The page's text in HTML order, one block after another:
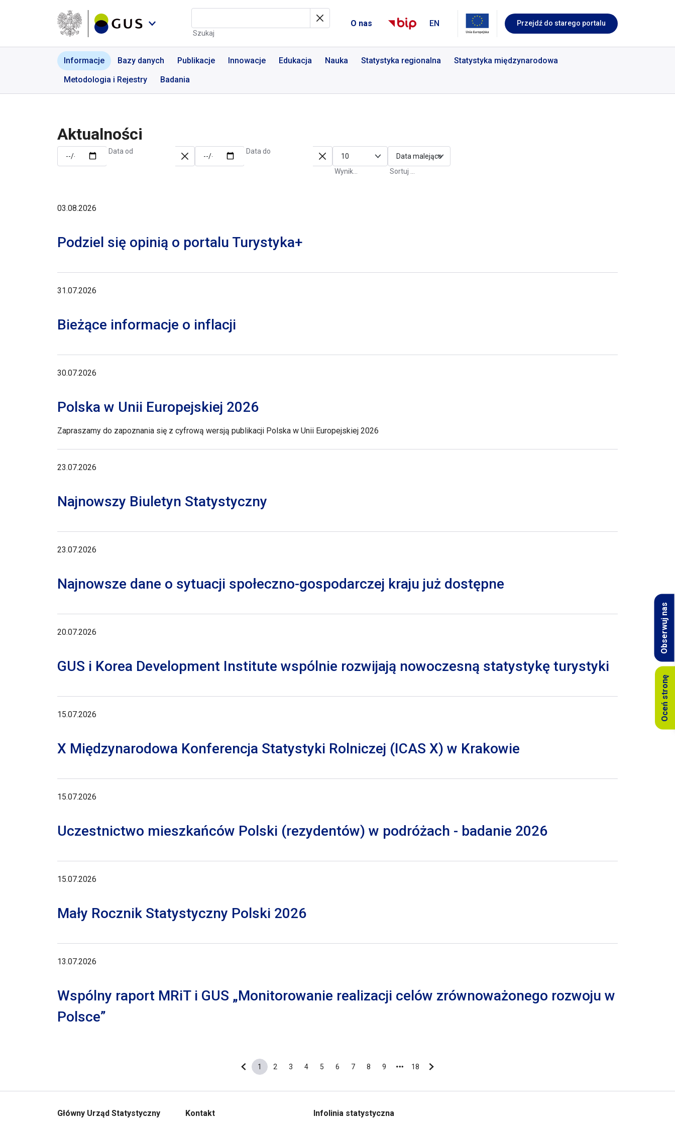
Aktualności | GUS - Portal Informacyjny
Oceń stronę
Obserwuj nas
Szukaj
O nas EN Przejdź do starego portalu
Informacje Bazy danych Publikacje Innowacje Edukacja Nauka Statystyka regionalna
Statystyka międzynarodowa
Metodologia i Rejestry
Badania
Aktualności
Data od Data do
Wyniki na stronę
03.08.2026
Podziel się opinią o portalu Turystyka+
31.07.2026
Bieżące informacje o inflacji
30.07.2026
Polska w Unii Europejskiej 2026
Zapraszamy do zapoznania się z cyfrową wersją publikacji Polska w Unii Europejskiej 2026
23.07.2026
Najnowszy Biuletyn Statystyczny
23.07.2026
Najnowsze dane o sytuacji społeczno-gospodarczej kraju już dostępne
20.07.2026
GUS i Korea Development Institute wspólnie rozwijają nowoczesną statystykę turystyki
15.07.2026
X Międzynarodowa Konferencja Statystyki Rolniczej (ICAS X) w Krakowie
15.07.2026
Uczestnictwo mieszkańców Polski (rezydentów) w podróżach - badanie 2026
15.07.2026
Mały Rocznik Statystyczny Polski 2026
13.07.2026
Wspólny raport MRiT i GUS „Monitorowanie realizacji celów zrównoważonego rozwoju w
Polsce”
Poprzednia strona
Bieżąca strona
1
Strona
2
Strona
3
Strona
4
Strona
5
Strona
6
Strona
7
Strona
8
Strona
9
Ostatnia strona
18
Następna strona
Główny Urząd Statystyczny Kontakt Infolinia statystyczna